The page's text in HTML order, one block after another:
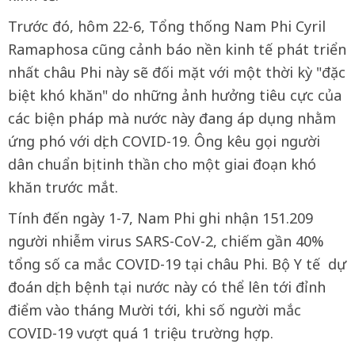
Trước đó, hôm 22-6, Tổng thống Nam Phi Cyril
Ramaphosa cũng cảnh báo nền kinh tế phát triển
nhất châu Phi này sẽ đối mặt với một thời kỳ "đặc
biệt khó khăn" do những ảnh hưởng tiêu cực của
các biện pháp mà nước này đang áp dụng nhằm
ứng phó với dịch COVID-19. Ông kêu gọi người
dân chuẩn bị tinh thần cho một giai đoạn khó
khăn trước mắt.
Tính đến ngày 1-7, Nam Phi ghi nhận 151.209
người nhiễm virus SARS-CoV-2, chiếm gần 40%
tổng số ca mắc COVID-19 tại châu Phi. Bộ Y tế dự
đoán dịch bệnh tại nước này có thể lên tới đỉnh
điểm vào tháng Mười tới, khi số người mắc
COVID-19 vượt quá 1 triệu trường hợp.